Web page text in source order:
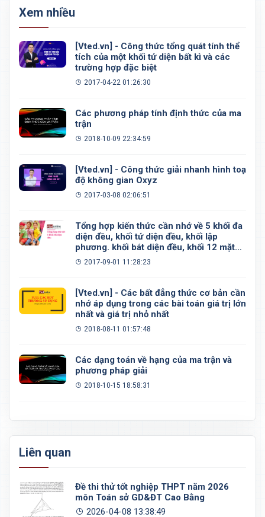
Xem nhiều
[Vted.vn] - Công thức tổng quát tính thể
tích của một khối tứ diện bất kì và các
trường hợp đặc biệt
2017-04-22 01:26:30
Các phương pháp tính định thức của ma
trận
2018-10-09 22:34:59
[Vted.vn] - Công thức giải nhanh hình toạ
độ không gian Oxyz
2017-03-08 02:06:51
Tổng hợp kiến thức cần nhớ về 5 khối đa
diện đều, khối tứ diện đều, khối lập
phương. khối bát diện đều, khối 12 mặt
đều, khối 20 mặt đều
2017-09-01 11:28:23
[Vted.vn] - Các bất đẳng thức cơ bản cần
nhớ áp dụng trong các bài toán giá trị lớn
nhất và giá trị nhỏ nhất
2018-08-11 01:57:48
Các dạng toán về hạng của ma trận và
phương pháp giải
2018-10-15 18:58:31
Liên quan
Đề thi thử tốt nghiệp THPT năm 2026
môn Toán sở GD&ĐT Cao Bằng
2026-04-08 13:38:49